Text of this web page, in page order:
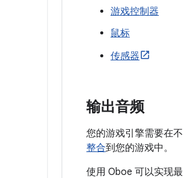
游戏控制器
鼠标
传感器
输出音频
您的游戏引擎需要在
整合到您的游戏中。
使用 Oboe 可以实现